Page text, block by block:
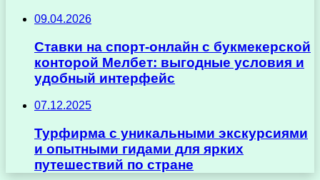
09.04.2026
Ставки на спорт-онлайн с букмекерской
конторой Мелбет: выгодные условия и
удобный интерфейс
07.12.2025
Турфирма с уникальными экскурсиями
и опытными гидами для ярких
путешествий по стране